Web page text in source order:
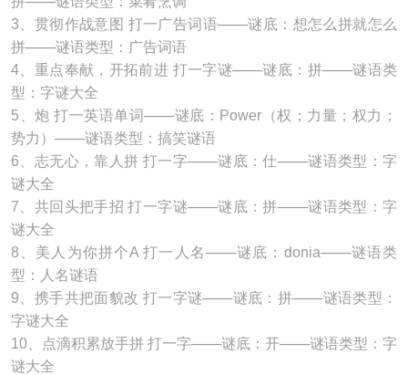
3、贯彻作战意图 打一广告词语───谜底：想怎么拼就怎么
拼───谜语类型：广告词语
4、重点奉献，开拓前进 打一字谜───谜底：拼───谜语类
型：字谜大全
5、炮 打一英语单词───谜底：Power（权；力量；权力；
势力）───谜语类型：搞笑谜语
6、志无心，靠人拼 打一字───谜底：仕───谜语类型：字
谜大全
7、共回头把手招 打一字谜───谜底：拼───谜语类型：字
谜大全
8、美人为你拼个A 打一人名───谜底：donia───谜语类
型：人名谜语
9、携手共把面貌改 打一字谜───谜底：拼───谜语类型：
字谜大全
10、点滴积累放手拼 打一字───谜底：开───谜语类型：字
谜大全